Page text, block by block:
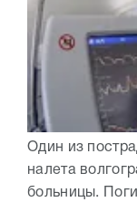
Один из
налета
больницы.